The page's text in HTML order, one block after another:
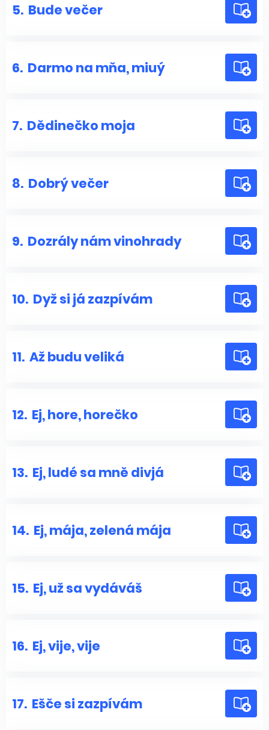
5. Bude večer
6. Darmo na mňa, miuý
7. Dědinečko moja
8. Dobrý večer
9. Dozrály nám vinohrady
10. Dyž si já zazpívám
11. Až budu veliká
12. Ej, hore, horečko
13. Ej, ludé sa mně divjá
14. Ej, mája, zelená mája
15. Ej, už sa vydáváš
16. Ej, vije, vije
17. Ešče si zazpívám